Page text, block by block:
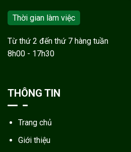
Thời gian làm việc
Từ thứ 2 đến thứ 7 hàng tuần
8h00 - 17h30
THÔNG TIN
Trang chủ
Giới thiệu